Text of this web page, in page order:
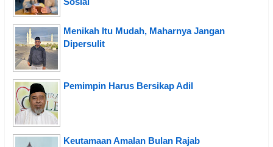
Menikah Itu Mudah, Maharnya Jangan
Dipersulit
Pemimpin Harus Bersikap Adil
Keutamaan Amalan Bulan Rajab